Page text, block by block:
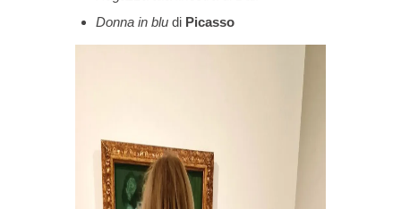
Donna in blu di Picasso